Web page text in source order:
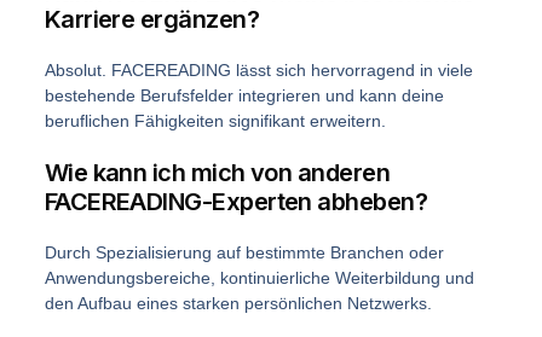
Karriere ergänzen?
Absolut. FACEREADING lässt sich hervorragend in viele
bestehende Berufsfelder integrieren und kann deine
beruflichen Fähigkeiten signifikant erweitern.
Wie kann ich mich von anderen
FACEREADING-Experten abheben?
Durch Spezialisierung auf bestimmte Branchen oder
Anwendungsbereiche, kontinuierliche Weiterbildung und
den Aufbau eines starken persönlichen Netzwerks.